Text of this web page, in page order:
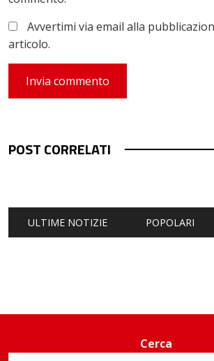
Avvertimi via email alla
articolo.
POST CORRELATI
ULTIME NOTIZIE POPOLARI
Cerca